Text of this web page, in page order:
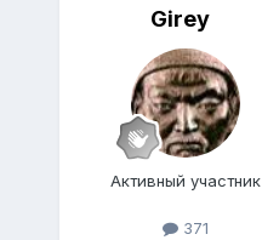
Girey
Активный участник
371